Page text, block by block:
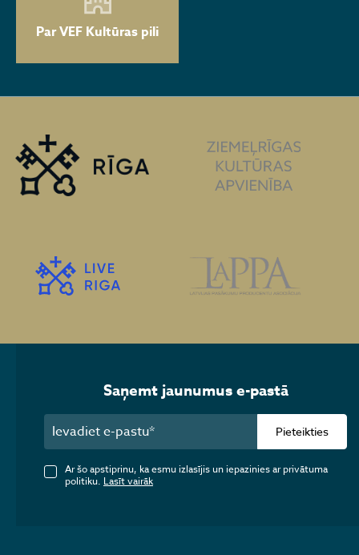
Par VEF Kultūras pili
Saņemt jaunumus e-pastā
Pieteikties
Ar šo apstiprinu, ka esmu izlasījis un iepazinies ar privātuma
politiku. Lasīt vairāk